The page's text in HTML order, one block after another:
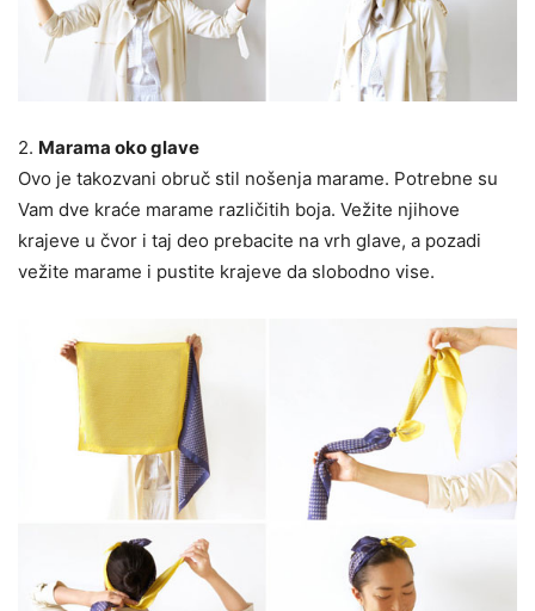
2. Marama oko glave
Ovo je takozvani obruč stil nošenja marame. Potrebne su
Vam dve kraće marame različitih boja. Vežite njihove
krajeve u čvor i taj deo prebacite na vrh glave, a pozadi
vežite marame i pustite krajeve da slobodno vise.